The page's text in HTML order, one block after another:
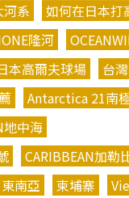
系
如何在日本打
隆河
本高爾夫球場
台
Antarctica 21南
地中海
CARIBBEAN加勒
東南亞 柬埔寨